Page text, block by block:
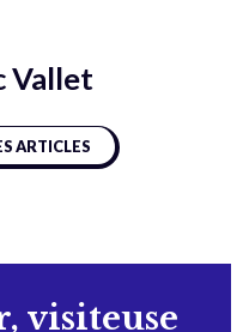
Vallet
ARTICLES
visiteuse